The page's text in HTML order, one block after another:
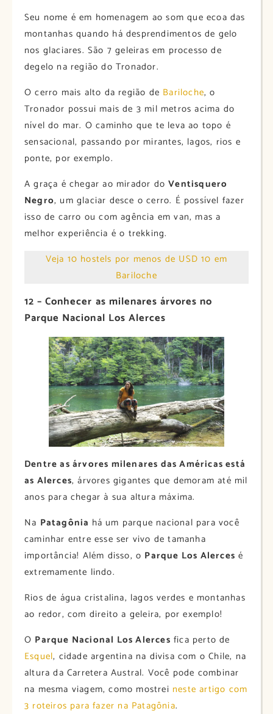
Seu nome é em homenagem ao som que ecoa das
montanhas quando há desprendimentos de gelo
nos glaciares. São 7 geleiras em processo de
degelo na região do Tronador.
O cerro mais alto da região de Bariloche, o
Tronador possui mais de 3 mil metros acima do
nível do mar. O caminho que te leva ao topo é
sensacional, passando por mirantes, lagos, rios e
ponte, por exemplo.
A graça é chegar ao mirador doVentisquero
Negro, um glaciar desce o cerro. É possível fazer
isso de carro ou com agência em van, mas a
melhor experiência é o trekking.
Veja 10 hostels por menos de USD 10 em
Bariloche
12 – Conhecer as milenares árvores no
Parque Nacional Los Alerces
Dentre as árvores milenares das Américas está
as Alerces, árvores gigantes que demoram até mil
anos para chegar à sua altura máxima.
Na Patagônia há um parque nacional para você
caminhar entre esse ser vivo de tamanha
importância! Além disso, o Parque Los Alerces é
extremamente lindo.
Rios de água cristalina, lagos verdes e montanhas
ao redor, com direito a geleira, por exemplo!
O Parque Nacional Los Alerces fica perto de
Esquel, cidade argentina na divisa com o Chile, na
altura da Carretera Austral. Você pode combinar
na mesma viagem, como mostrei neste artigo com
3 roteiros para fazer na Patagônia.